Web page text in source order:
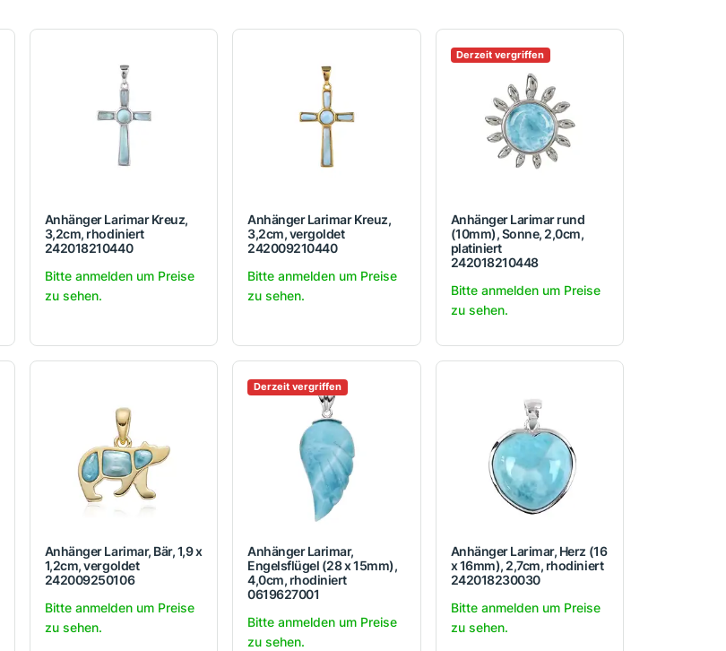
Anhänger Larimar Kreuz,
3,2cm, rhodiniert
242018210440
Bitte anmelden um Preise
zu sehen.
Anhänger Larimar Kreuz,
3,2cm, vergoldet
242009210440
Bitte anmelden um Preise
zu sehen.
Derzeit vergriffen
Anhänger Larimar rund
(10mm), Sonne, 2,0cm,
platiniert
242018210448
Bitte anmelden um Preise
zu sehen.
Anhänger Larimar, Bär, 1,9 x
1,2cm, vergoldet
242009250106
Bitte anmelden um Preise
zu sehen.
Derzeit vergriffen
Anhänger Larimar,
Engelsflügel (28 x 15mm),
4,0cm, rhodiniert
0619627001
Bitte anmelden um Preise
zu sehen.
Anhänger Larimar, Herz (16
x 16mm), 2,7cm, rhodiniert
242018230030
Bitte anmelden um Preise
zu sehen.